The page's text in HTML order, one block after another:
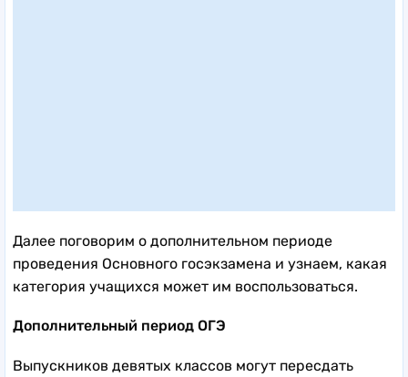
Далее поговорим о дополнительном периоде
проведения Основного госэкзамена и узнаем, какая
категория учащихся может им воспользоваться.
Дополнительный период ОГЭ
Выпускников девятых классов могут пересдать